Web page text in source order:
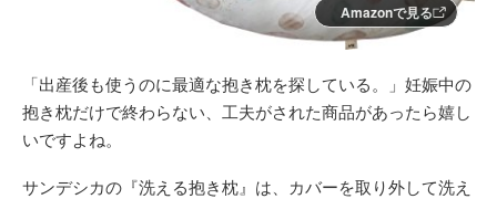
Amazonで見る
「出産後も使うのに最適な抱き枕を探している。」妊娠中の
抱き枕だけで終わらない、工夫がされた商品があったら嬉し
いですよね。
サンデシカの『洗える抱き枕』は、カバーを取り外して洗え